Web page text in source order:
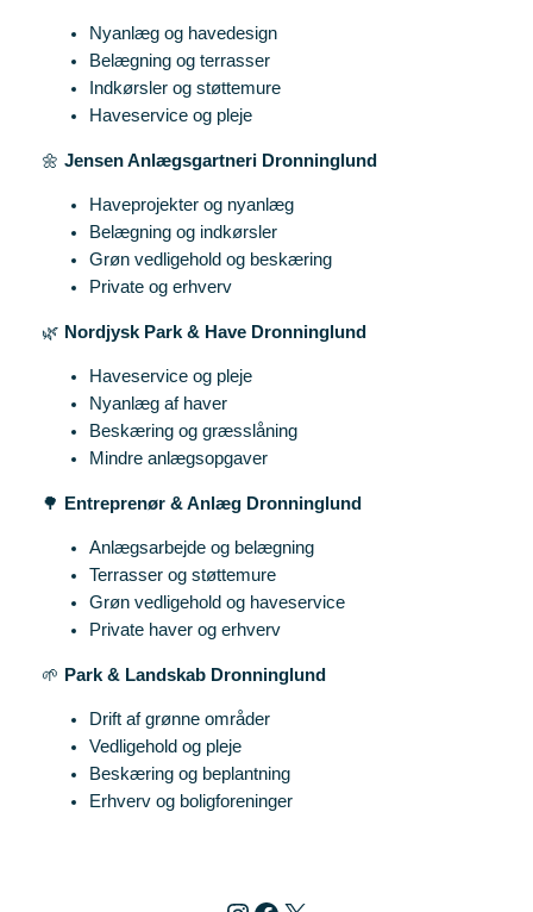
Nyanlæg og havedesign
Belægning og terrasser
Indkørsler og støttemure
Haveservice og pleje
🌼 Jensen Anlægsgartneri Dronninglund
Haveprojekter og nyanlæg
Belægning og indkørsler
Grøn vedligehold og beskæring
Private og erhverv
🌿 Nordjysk Park & Have Dronninglund
Haveservice og pleje
Nyanlæg af haver
Beskæring og græsslåning
Mindre anlægsopgaver
🌳 Entreprenør & Anlæg Dronninglund
Anlægsarbejde og belægning
Terrasser og støttemure
Grøn vedligehold og haveservice
Private haver og erhverv
🌱 Park & Landskab Dronninglund
Drift af grønne områder
Vedligehold og pleje
Beskæring og beplantning
Erhverv og boligforeninger